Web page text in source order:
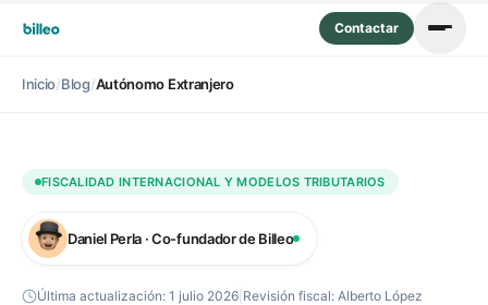
Contactar
Inicio/Blog/Autónomo Extranjero
FISCALIDAD INTERNACIONAL Y MODELOS TRIBUTARIOS
Daniel Perla · Co-fundador de Billeo
Última actualización: 1 julio 2026 Revisión fiscal: Alberto López